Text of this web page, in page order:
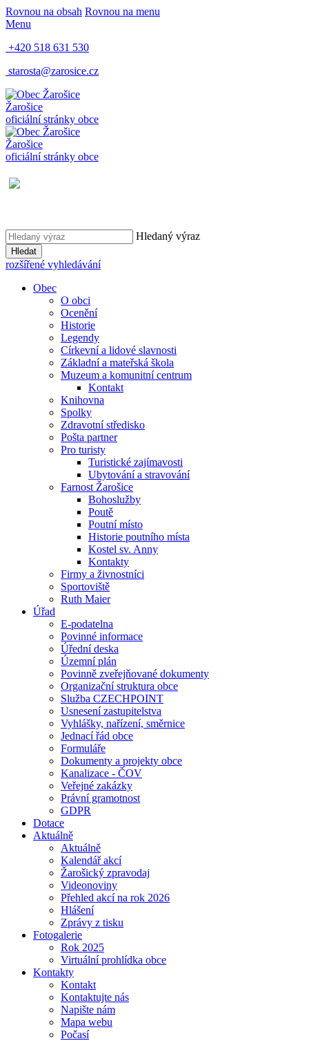
Rovnou na obsah Rovnou na menu
Menu
+420 518 631 530
starosta@zarosice.cz
Žarošice
oficiální stránky obce
Žarošice
oficiální stránky obce
Hledaný výraz
Hledat
rozšířené vyhledávání
Obec
O obci
Ocenění
Historie
Legendy
Církevní a lidové slavnosti
Základní a mateřská škola
Muzeum a komunitní centrum
Kontakt
Knihovna
Spolky
Zdravotní středisko
Pošta partner
Pro turisty
Turistické zajímavosti
Ubytování a stravování
Farnost Žarošice
Bohoslužby
Poutě
Poutní místo
Historie poutního místa
Kostel sv. Anny
Kontakty
Firmy a živnostníci
Sportoviště
Ruth Maier
Úřad
E-podatelna
Povinné informace
Úřední deska
Územní plán
Povinně zveřejňované dokumenty
Organizační struktura obce
Služba CZECHPOINT
Usnesení zastupitelstva
Vyhlášky, nařízení, směrnice
Jednací řád obce
Formuláře
Dokumenty a projekty obce
Kanalizace - ČOV
Veřejné zakázky
Právní gramotnost
GDPR
Dotace
Aktuálně
Aktuálně
Kalendář akcí
Žarošický zpravodaj
Videonoviny
Přehled akcí na rok 2026
Hlášení
Zprávy z tisku
Fotogalerie
Rok 2025
Virtuální prohlídka obce
Kontakty
Kontakt
Kontaktujte nás
Napište nám
Mapa webu
Počasí